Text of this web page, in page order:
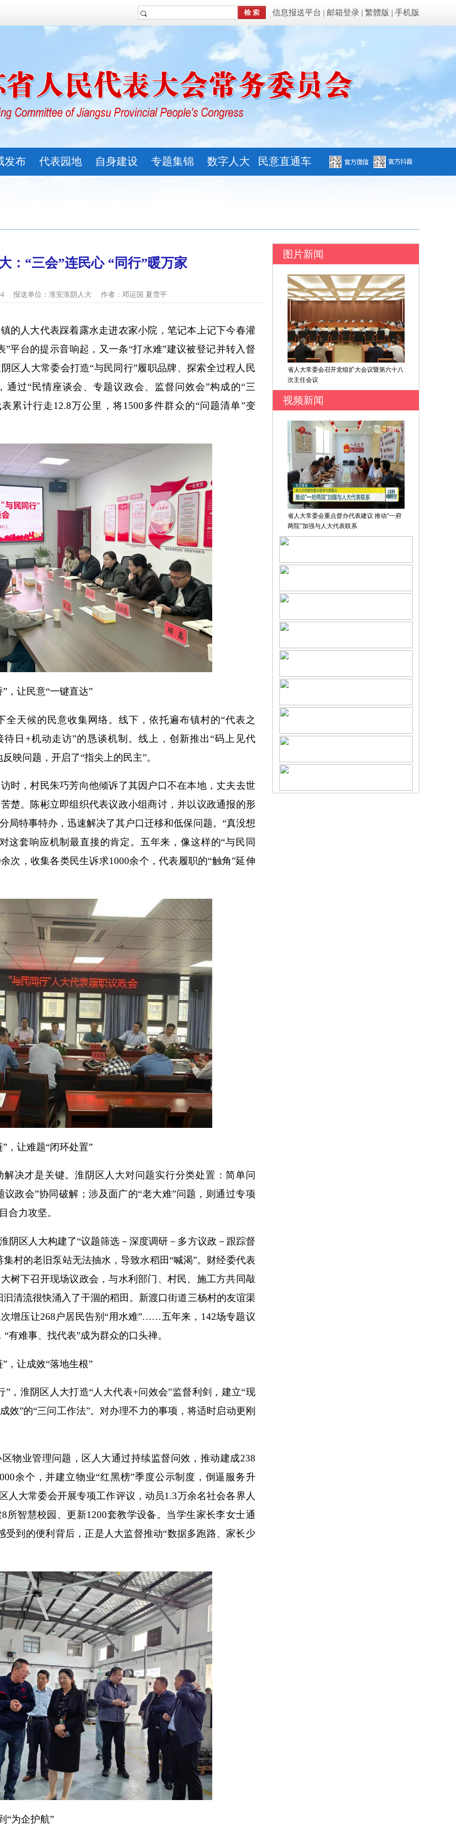
信息报送平台 | 邮箱登录 | 繁體版 | 手机版
发布 代表园地 自身建设 专题集锦 数字人大 民意直通车
：“三会”连民心 “同行”暖万家
报送单位： 淮安淮阴人大 作者：邓运国 夏雪平
人大代表踩着露水走进农家小院，笔记本上记下今春灌
”平台的提示音响起，又一条“打水难”建议被登记并转入督
区人大常委会打造“与民同行”履职品牌、探索全过程人民
通过“民情座谈会、专题议政会、监督问效会”构成的“三
累计行走12.8万公里，将1500多件群众的“问题清单”变
让民意“一键直达”
候的民意收集网络。线下，依托遍布镇村的“代表之
待日+机动走访”的恳谈机制。线上，创新推出“码上见代
映问题，开启了“指尖上的民主”。
，村民朱巧芳向他倾诉了其因户口不在本地，丈夫去世
楚。陈彬立即组织代表议政小组商讨，并以议政通报的形
局特事特办，迅速解决了其户口迁移和低保问题。“真没想
这套响应机制最直接的肯定。五年来，像这样的“与民同
次，收集各类民生诉求1000余个，代表履职的“触角”延伸
让难题“闭环处置”
才是关键。淮阴区人大对问题实行分类处置：简单问
议政会”协同破解；涉及面广的“老大难”问题，则通过专项
合力攻坚。
区人大构建了“议题筛选－深度调研－多方议政－跟踪督
村的老旧泵站无法抽水，导致水稻田“喊渴”。财经委代表
树下召开现场议政会，与水利部门、村民、施工方共同敲
清流很快涌入了干涸的稻田。新渡口街道三杨村的友谊渠
增压让268户居民告别“用水难”……五年来，142场专题议
有难事、找代表”成为群众的口头禅。
让成效“落地生根”
淮阴区人大打造“人大代表+问效会”监督利剑，建立“现
效”的“三问工作法”。对办理不力的事项，将适时启动更刚
业管理问题，区人大通过持续监督问效，推动建成238
余个，并建立物业“红黑榜”季度公示制度，倒逼服务升
人大常委会开展专项工作评议，动员1.3万余名社会各界人
所智慧校园、更新1200套教学设备。当学生家长李女士通
受到的便利背后，正是人大监督推动“数据多跑路、家长少
为企护航”
图片新闻
省人大常委会召开党组扩大会议暨第六十八
次主任会议
视频新闻
省人大常委会重点督办代表建议 推动“一府
两院”加强与人大代表联系